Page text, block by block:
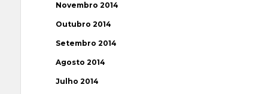
Novembro 2014
Outubro 2014
Setembro 2014
Agosto 2014
Julho 2014